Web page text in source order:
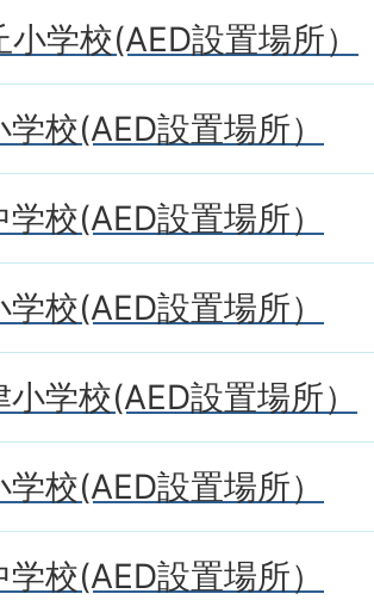
学校(AED設置場所）
校(AED設置場所）
校(AED設置場所）
校(AED設置場所）
学校(AED設置場所）
校(AED設置場所）
校(AED設置場所）